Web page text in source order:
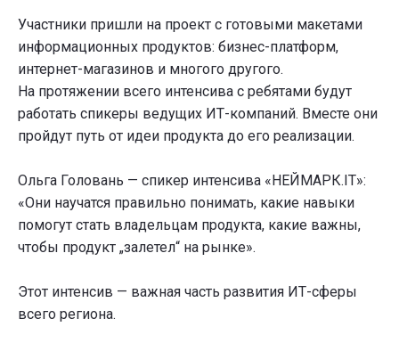
Участники пришли на проект с готовыми макетами
информационных продуктов: бизнес-платформ,
интернет-магазинов и многого другого.
На протяжении всего интенсива с ребятами будут
работать спикеры ведущих ИТ-компаний. Вместе они
пройдут путь от идеи продукта до его реализации.
Ольга Головань — спикер интенсива «НЕЙМАРК.IТ»:
«Они научатся правильно понимать, какие навыки
помогут стать владельцам продукта, какие важны,
чтобы продукт „залетел“ на рынке».
Этот интенсив — важная часть развития ИТ-сферы
всего региона.